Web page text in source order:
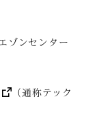
ゾンセンター
（通称テック